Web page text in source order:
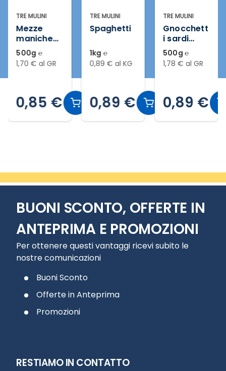
TRE MULINI
Mezze
maniche
rigate
trafilate al
bronzo
500g ℮
1,70 € al GR
0,85 €
TRE MULINI
Spaghetti
1kg ℮
0,89 € al KG
0,89 €
TRE MULINI
Gnocchett
i sardi
trafilati al
bronzo
500g ℮
1,78 € al GR
0,89 €
BUONI SCONTO, OFFERTE IN
ANTEPRIMA E PROMOZIONI
Per ottenere questi vantaggi ricevi subito le
nostre comunicazioni
Buoni Sconto
Offerte in Anteprima
Promozioni
RESTIAMO IN CONTATTO